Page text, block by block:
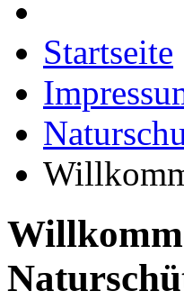
Startseite